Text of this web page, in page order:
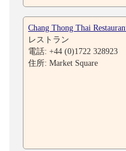
Chang Thong Thai
レストラン
電話: +44 (0)1722 328923
住所: Market Square